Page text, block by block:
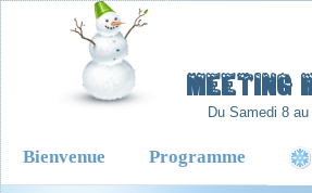
Meeting
Du Samedi 8
Bienvenue Programme